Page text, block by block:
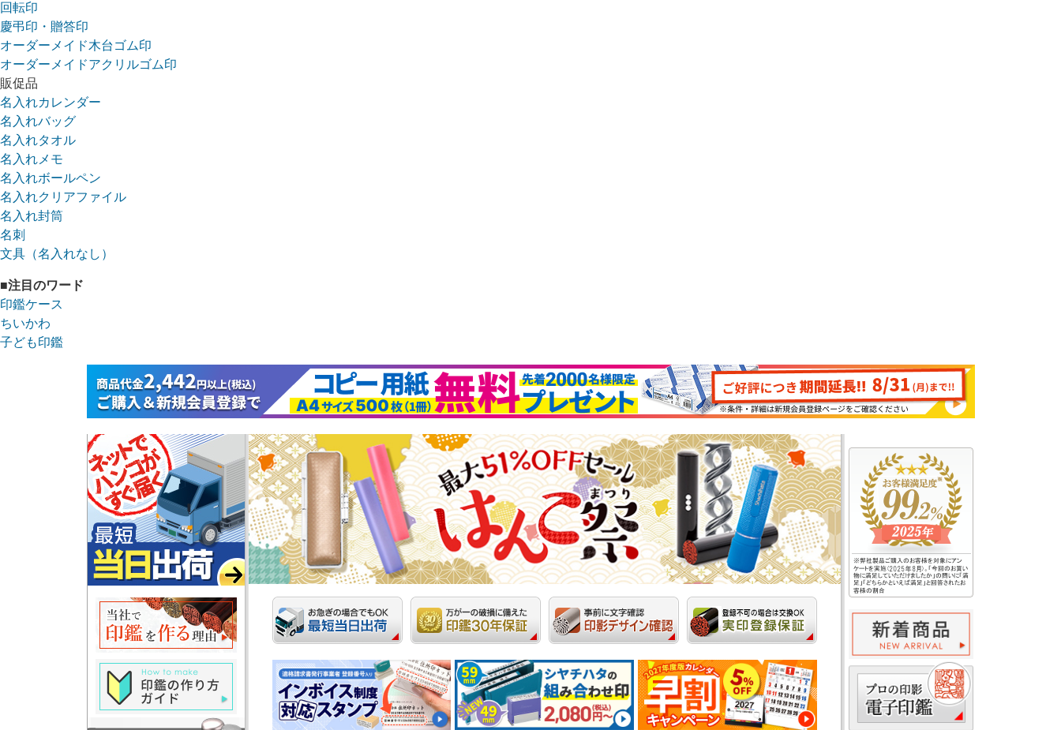
回転印
慶弔印・贈答印
オーダーメイド木台ゴム印
オーダーメイドアクリルゴム印
販促品
名入れカレンダー
名入れバッグ
名入れタオル
名入れメモ
名入れボールペン
名入れクリアファイル
名入れ封筒
名刺
文具（名入れなし）
■注目のワード
印鑑ケース
ちいかわ
子ども印鑑